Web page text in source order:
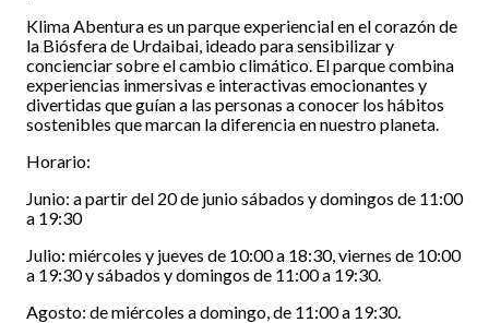
Klima Abentura es un parque experiencial en el corazón de
la Biósfera de Urdaibai, ideado para sensibilizar y
concienciar sobre el cambio climático. El parque combina
experiencias inmersivas e interactivas emocionantes y
divertidas que guían a las personas a conocer los hábitos
sostenibles que marcan la diferencia en nuestro planeta.
Horario:
Junio: a partir del 20 de junio sábados y domingos de 11:00
a 19:30
Julio: miércoles y jueves de 10:00 a 18:30, viernes de 10:00
a 19:30 y sábados y domingos de 11:00 a 19:30.
Agosto: de miércoles a domingo, de 11:00 a 19:30.